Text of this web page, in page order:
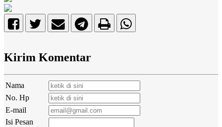
Kirim Komentar
Nama
No. Hp
E-mail
Isi Pesan